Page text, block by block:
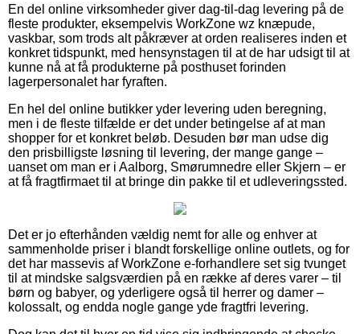
En del online virksomheder giver dag-til-dag levering på de
fleste produkter, eksempelvis WorkZone wz knæpude,
vaskbar, som trods alt påkræver at orden realiseres inden et
konkret tidspunkt, med hensynstagen til at de har udsigt til at
kunne nå at få produkterne på posthuset forinden
lagerpersonalet har fyraften.
En hel del online butikker yder levering uden beregning,
men i de fleste tilfælde er det under betingelse af at man
shopper for et konkret beløb. Desuden bør man udse dig
den prisbilligste løsning til levering, der mange gange –
uanset om man er i Aalborg, Smørumnedre eller Skjern – er
at få fragtfirmaet til at bringe din pakke til et udleveringssted.
Det er jo efterhånden vældig nemt for alle og enhver at
sammenholde priser i blandt forskellige online outlets, og for
det har massevis af WorkZone e-forhandlere set sig tvunget
til at mindske salgsværdien på en række af deres varer – til
børn og babyer, og yderligere også til herrer og damer –
kolossalt, og endda nogle gange yde fragtfri levering.